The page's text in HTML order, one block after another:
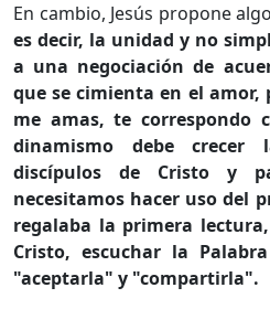
En cambio, Jesús propone
es decir, la unidad y no
a una negociación de
que se cimienta en el amor,
me amas, te correspondo
dinamismo debe
discípulos de Cristo y
necesitamos hacer uso del
regalaba la primera lectura,
Cristo, escuchar la
"aceptarla" y "compartirla".